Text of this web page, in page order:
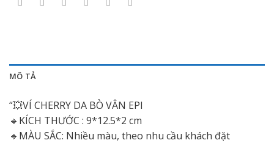
MÔ TẢ
“💥VÍ CHERRY DA BÒ VÂN EPI
🔹️KÍCH THƯỚC : 9*12.5*2 cm
🔹️MÀU SẮC: Nhiều màu, theo nhu cầu khách đặt